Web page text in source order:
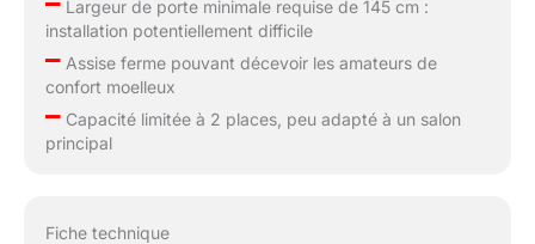
Largeur de porte minimale requise de 145 cm :
installation potentiellement difficile
–Assise ferme pouvant décevoir les amateurs de
confort moelleux
–Capacité limitée à 2 places, peu adapté à un salon
principal
Fiche technique